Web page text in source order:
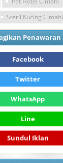
Steril Kucing Cimahi
Penawaran
Facebook
Twitter
WhatsApp
Line
Sundul Iklan